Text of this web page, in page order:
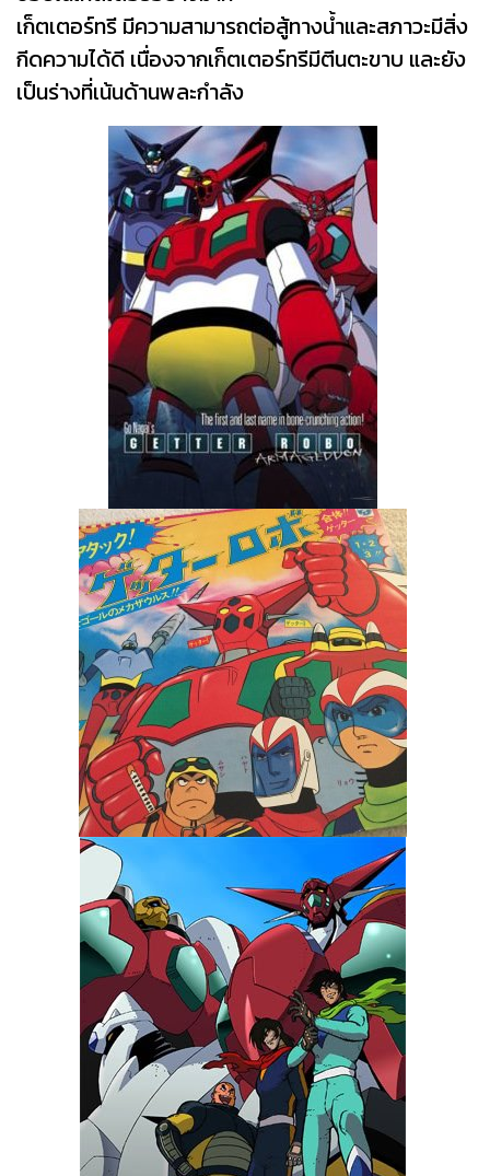
เก็ตเตอร์ทรี มีความสามารถต่อสู้ทางน้ำและสภาวะมีสิ่ง
กีดความได้ดี เนื่องจากเก็ตเตอร์ทรีมีตีนตะขาบ และยัง
เป็นร่างที่เน้นด้านพละกำลัง